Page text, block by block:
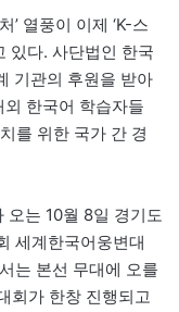
’ 열풍이 이제 ‘K-스
있다. 사단법인 한국
기관의 후원을 받아
외 한국어 학습자들
를 위한 국가 간 경
오는 10월 8일 경기도
세계한국어웅변대
는 본선 무대에 오를
회가 한창 진행되고